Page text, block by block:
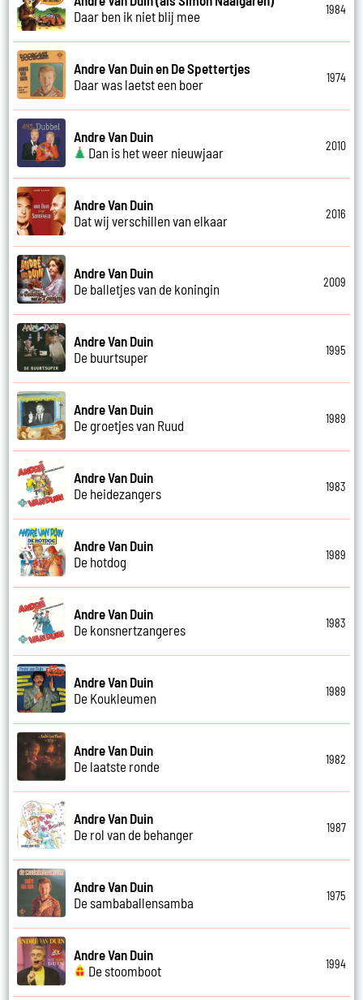
Daar ben ik niet blij mee
1984
Andre Van Duin en De Spettertjes
Daar was laetst een boer
1974
Andre Van Duin
Dan is het weer nieuwjaar
2010
Andre Van Duin
Dat wij verschillen van elkaar
2016
Andre Van Duin
De balletjes van de koningin
2009
Andre Van Duin
De buurtsuper
1995
Andre Van Duin
De groetjes van Ruud
1989
Andre Van Duin
De heidezangers
1983
Andre Van Duin
De hotdog
1989
Andre Van Duin
De konsnertzangeres
1983
Andre Van Duin
De Koukleumen
1989
Andre Van Duin
De laatste ronde
1982
Andre Van Duin
De rol van de behanger
1987
Andre Van Duin
De sambaballensamba
1975
Andre Van Duin
De stoomboot
1994